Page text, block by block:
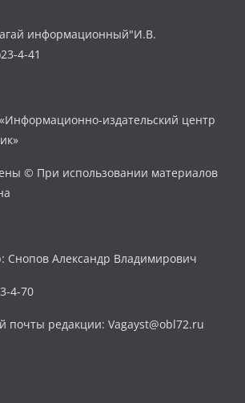
информационный"И.В.
4-41
издательский центр
© При использовании материалов
Снопов Александр Владимирович
4-70
почты редакции: Vagayst@obl72.ru